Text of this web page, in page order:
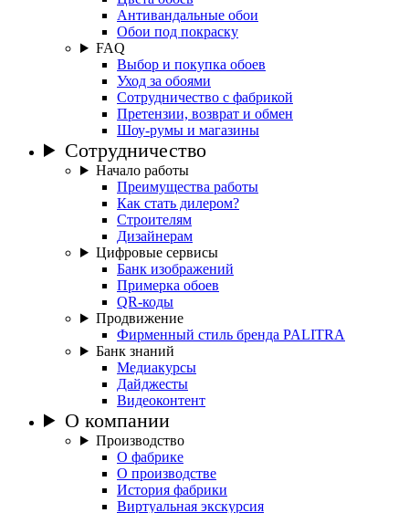
Антивандальные обои
Обои под покраску
FAQ
Выбор и покупка обоев
Уход за обоями
Сотрудничество с фабрикой
Претензии, возврат и обмен
Шоу-румы и магазины
Сотрудничество
Начало работы
Преимущества работы
Как стать дилером?
Строителям
Дизайнерам
Цифровые сервисы
Банк изображений
Примерка обоев
QR-коды
Продвижение
Фирменный стиль бренда PALITRA
Банк знаний
Медиакурсы
Дайджесты
Видеоконтент
О компании
Производство
О фабрике
О производстве
История фабрики
Виртуальная экскурсия